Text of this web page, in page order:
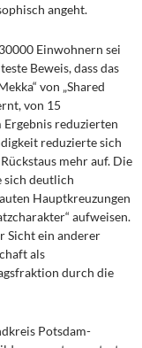
angeht.
Einwohnern sei
Beweis, dass das
von „Shared
von 15
reduzierten
reduzierte sich
mehr auf. Die
sich deutlich
Hauptkreuzungen
aufweisen.
Sicht ein anderer
als
durch die
Potsdam-